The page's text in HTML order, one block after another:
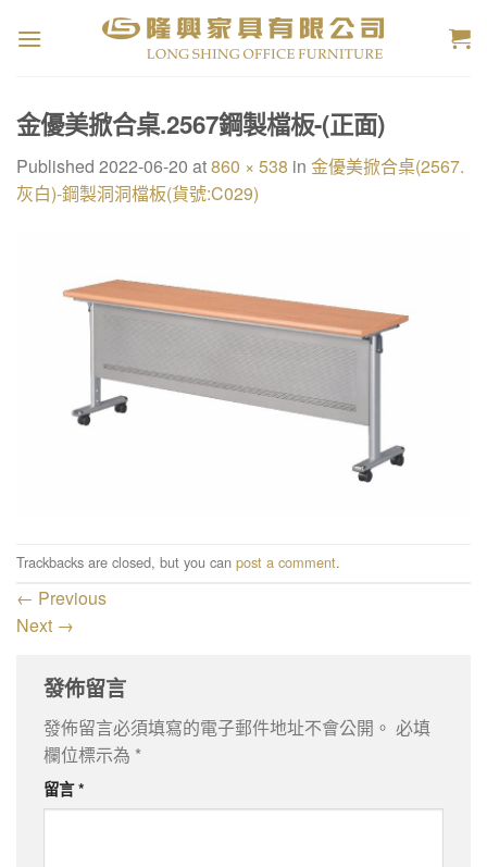
金優美掀合桌.2567鋼製檔板-(正面)
Published 2022-06-20 at860 × 538 in 金優美掀合桌(2567.
灰白)-鋼製洞洞檔板(貨號:C029)
Trackbacks are closed, but you can post a comment.
← Previous
Next →
發佈留言
發佈留言必須填寫的電子郵件地址不會公開。 必填
欄位標示為 *
留言*